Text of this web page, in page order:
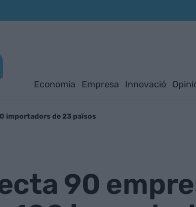
Economia Empresa Innovació
importadors de 23 països
90